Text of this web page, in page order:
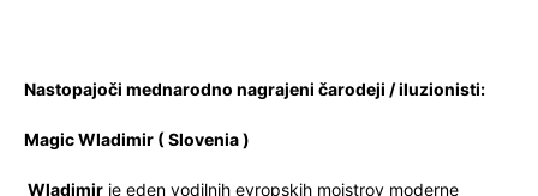
Nastopajoči mednarodno nagrajeni čarodeji / iluzionisti:
Magic Wladimir ( Slovenia )
Wladimir je eden vodilnih evropskih mojstrov moderne